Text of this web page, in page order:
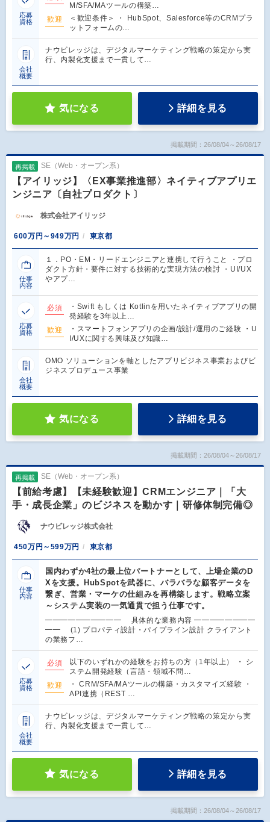
応募
資格
M/SFA/MAツールの構築…
歓迎
＜歓迎条件＞ ・ HubSpot、Salesforce等のCRMプラ
ットフォームの…
会社
概要
ナウビレッジは、デジタルマーケティング戦略の策定から実
行、内製化支援まで一貫して…
気になる 詳細を見る
掲載期間：26/08/04～26/08/17
再掲載 SE（Web・オープン系）
【アイリッジ】〈EX事業推進部〉ネイティブアプリエ
ンジニア〔自社プロダクト〕
株式会社アイリッジ
600万円～949万円 東京都
仕事
内容
１．PO・EM・リードエンジニアと連携して行うこと ・プロ
ダクト方針・要件に対する技術的な実現方法の検討 ・UI/UX
やアプ…
応募
資格
必須
・Swift もしくは Kotlinを用いたネイティブアプリの開
発経験を3年以上…
歓迎
・スマートフォンアプリの企画/設計/運用のご経験 ・U
I/UXに関する興味及び知識…
会社
概要
OMO ソリューションを軸としたアプリビジネス事業およびビ
ジネスプロデュース事業
気になる 詳細を見る
掲載期間：26/08/04～26/08/17
再掲載 SE（Web・オープン系）
【前給考慮】【未経験歓迎】CRMエンジニア｜「大
手・成長企業」のビジネスを動かす｜研修体制完備◎
ナウビレッジ株式会社
450万円～599万円 東京都
仕事
内容
国内わずか4社の最上位パートナーとして、上場企業のD
Xを支援。HubSpotを武器に、バラバラな顧客データを
繋ぎ、営業・マーケの仕組みを再構築します。戦略立案
～システム実装の一気通貫で担う仕事です。
━━━━━━━━━━ 具体的な業務内容 ━━━━━━━━
━━ (1) プロパティ設計・パイプライン設計 クライアント
の業務フ…
応募
資格
必須
以下のいずれかの経験をお持ちの方（1年以上） ・ シ
ステム開発経験（言語・領域不問…
歓迎
・ CRM/SFA/MAツールの構築・カスタマイズ経験 ・
API連携（REST …
会社
概要
ナウビレッジは、デジタルマーケティング戦略の策定から実
行、内製化支援まで一貫して…
気になる 詳細を見る
掲載期間：26/08/04～26/08/17